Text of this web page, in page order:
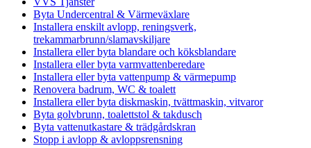
Byta Undercentral & Värmeväxlare
Installera enskilt avlopp, reningsverk,
trekammarbrunn/slamavskiljare
Installera eller byta blandare och köksblandare
Installera eller byta varmvattenberedare
Installera eller byta vattenpump & värmepump
Renovera badrum, WC & toalett
Installera eller byta diskmaskin, tvättmaskin, vitvaror
Byta golvbrunn, toalettstol & takdusch
Byta vattenutkastare & trädgårdskran
Stopp i avlopp & avloppsrensning